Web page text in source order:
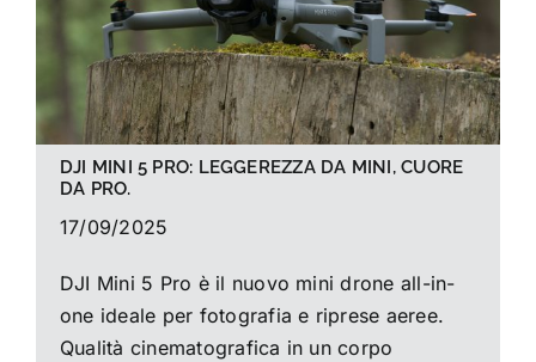
Guide
Cerca
DJI MINI 5 PRO: LEGGEREZZA DA MINI, CUORE
DA PRO.
17/09/2025
DJI Mini 5 Pro è il nuovo mini drone all-in-
one ideale per fotografia e riprese aeree.
Qualità cinematografica in un corpo